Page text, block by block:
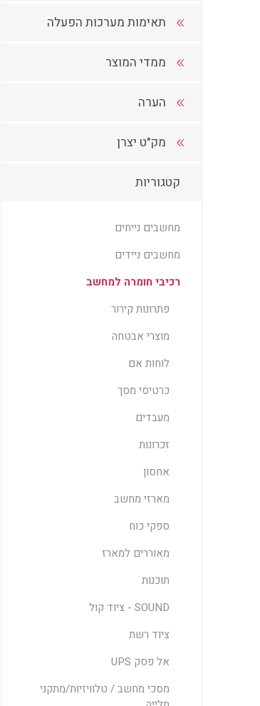
תאימות מערכות הפעלה
ממדי המוצר
הערה
מק"ט יצרן
קטגוריות
מחשבים נייחים
מחשבים ניידים
רכיבי חומרה למחשב
פתרונות קירור
מוצרי אבטחה
לוחות אם
כרטיסי מסך
מעבדים
זכרונות
אחסון
מארזי מחשב
ספקי כוח
מאוררים למארז
תוכנות
SOUND - ציוד קול
ציוד רשת
אל פסק UPS
מסכי מחשב / טלוויזיות/מתקני